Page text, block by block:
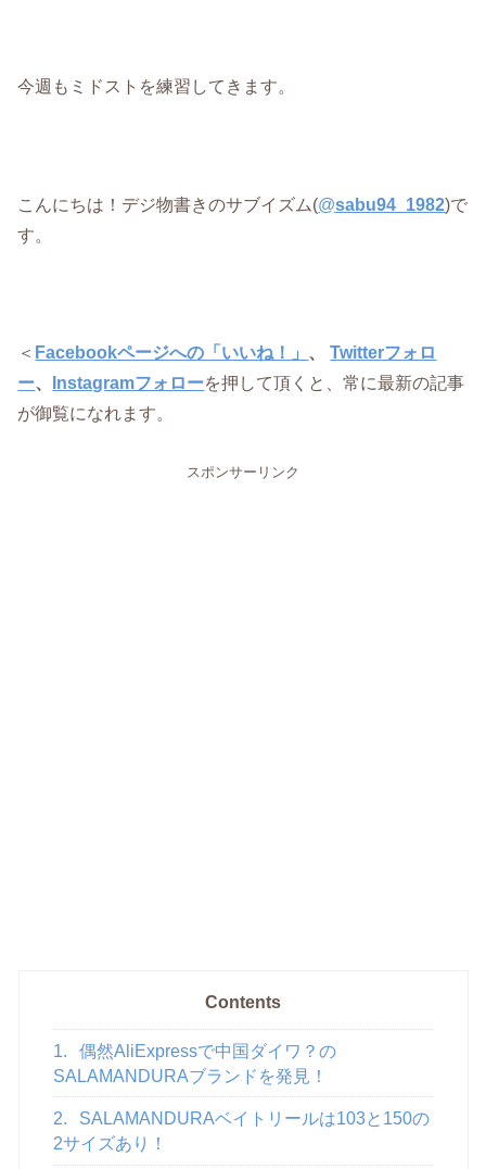
今週もミドストを練習してきます。
こんにちは！デジ物書きのサブイズム(@sabu94_1982)で
す。
＜ Facebookページへの「いいね！」 、Twitterフォロ
ー、 Instagramフォローを押して頂くと、常に最新の記事
が御覧になれます。
スポンサーリンク
Contents
1.
偶然AliExpressで中国ダイワ？の
SALAMANDURAブランドを発見！
2.
SALAMANDURAベイトリールは103と150の
2サイズあり！